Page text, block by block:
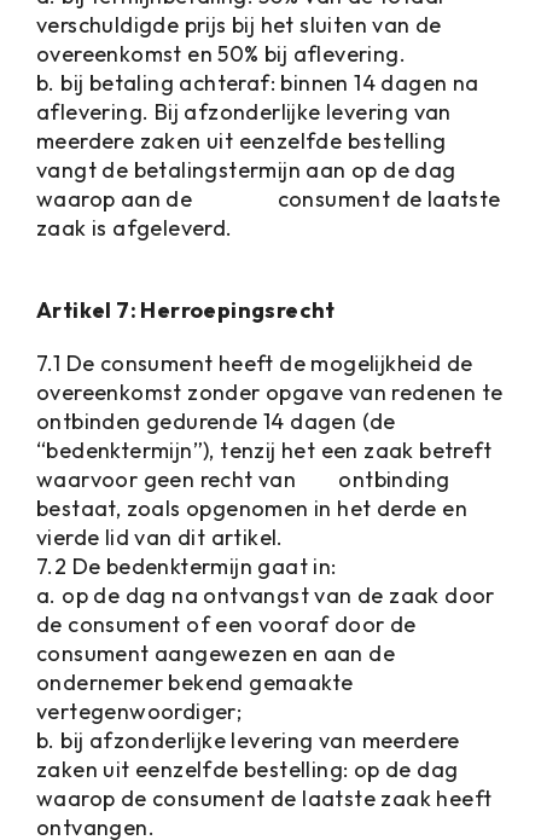
verschuldigde prijs bij het sluiten van de
overeenkomst en 50% bij aflevering.
b. bij betaling achteraf: binnen 14 dagen na
aflevering. Bij afzonderlijke levering van
meerdere zaken uit eenzelfde bestelling
vangt de betalingstermijn aan op de dag
waarop aan de consument de laatste
zaak is afgeleverd.
Artikel 7: Herroepingsrecht
7.1 De consument heeft de mogelijkheid de
overeenkomst zonder opgave van redenen te
ontbinden gedurende 14 dagen (de
“bedenktermijn”), tenzij het een zaak betreft
waarvoor geen recht van ontbinding
bestaat, zoals opgenomen in het derde en
vierde lid van dit artikel.
7.2 De bedenktermijn gaat in:
a. op de dag na ontvangst van de zaak door
de consument of een vooraf door de
consument aangewezen en aan de
ondernemer bekend gemaakte
vertegenwoordiger;
b. bij afzonderlijke levering van meerdere
zaken uit eenzelfde bestelling: op de dag
waarop de consument de laatste zaak heeft
ontvangen.